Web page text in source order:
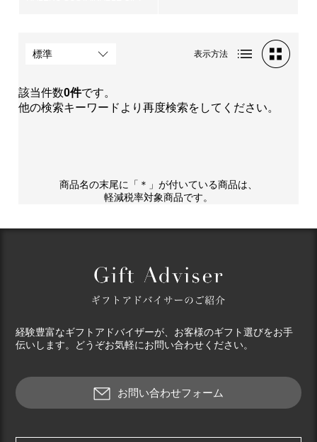
表示方法
該当件数0件です。
他の検索キーワードより再度検索をしてください。
商品名の末尾に「＊」が付いている商品は、
軽減税率対象商品です。
経験豊富なギフトアドバイザーが、お客様のギフト選びをお手
伝いします。どうぞお気軽にお問い合わせください。
お問い合わせフォーム